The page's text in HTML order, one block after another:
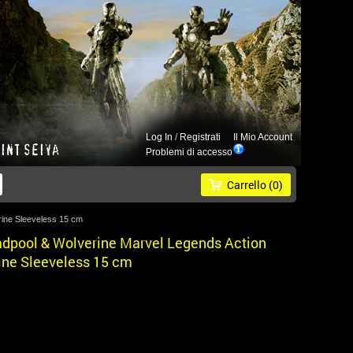
Log In / Registrati
Il Mio Account
Problemi di accesso
Carrello (0)
Sleeveless 15 cm
& Wolverine Marvel Legends Action
Sleeveless 15 cm